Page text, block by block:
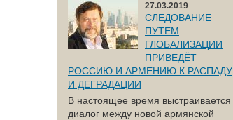
27.03.2019
СЛЕДОВАНИЕ
ПУТЕМ
ГЛОБАЛИЗАЦИИ
ПРИВЕДЁТ
РОССИЮ И АРМЕНИЮ К РАСПАДУ
И ДЕГРАДАЦИИ
В настоящее время выстраивается
диалог между новой армянской